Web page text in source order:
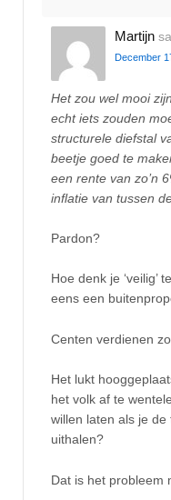
Martijn
December
Het zou wel mooi
echt iets zouden
structurele diefstal
beetje goed te
een rente van zo’n
inflatie van tussen
Pardon?
Hoe denk je ‘veilig’
eens een
Centen verdienen
Het lukt
het volk af te
willen laten als je
uithalen?
Dat is het probleem